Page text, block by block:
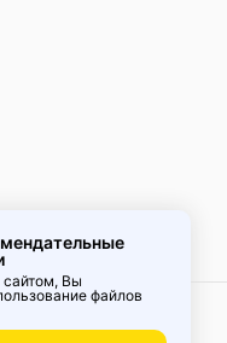
и защиты
Вы
файлов